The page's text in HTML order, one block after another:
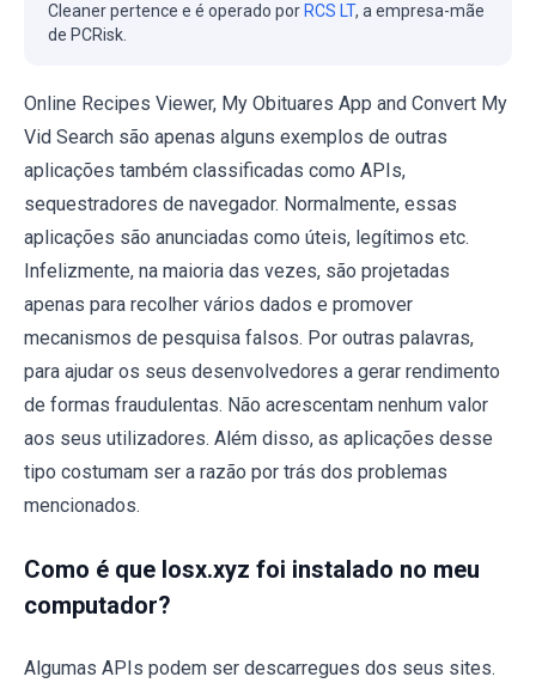
Cleaner pertence e é operado por RCS LT, a empresa-mãe
de PCRisk.
Online Recipes Viewer, My Obituares App and Convert My
Vid Search são apenas alguns exemplos de outras
aplicações também classificadas como APIs,
sequestradores de navegador. Normalmente, essas
aplicações são anunciadas como úteis, legítimos etc.
Infelizmente, na maioria das vezes, são projetadas
apenas para recolher vários dados e promover
mecanismos de pesquisa falsos. Por outras palavras,
para ajudar os seus desenvolvedores a gerar rendimento
de formas fraudulentas. Não acrescentam nenhum valor
aos seus utilizadores. Além disso, as aplicações desse
tipo costumam ser a razão por trás dos problemas
mencionados.
Como é que losx.xyz foi instalado no meu
computador?
Algumas APIs podem ser descarregues dos seus sites.